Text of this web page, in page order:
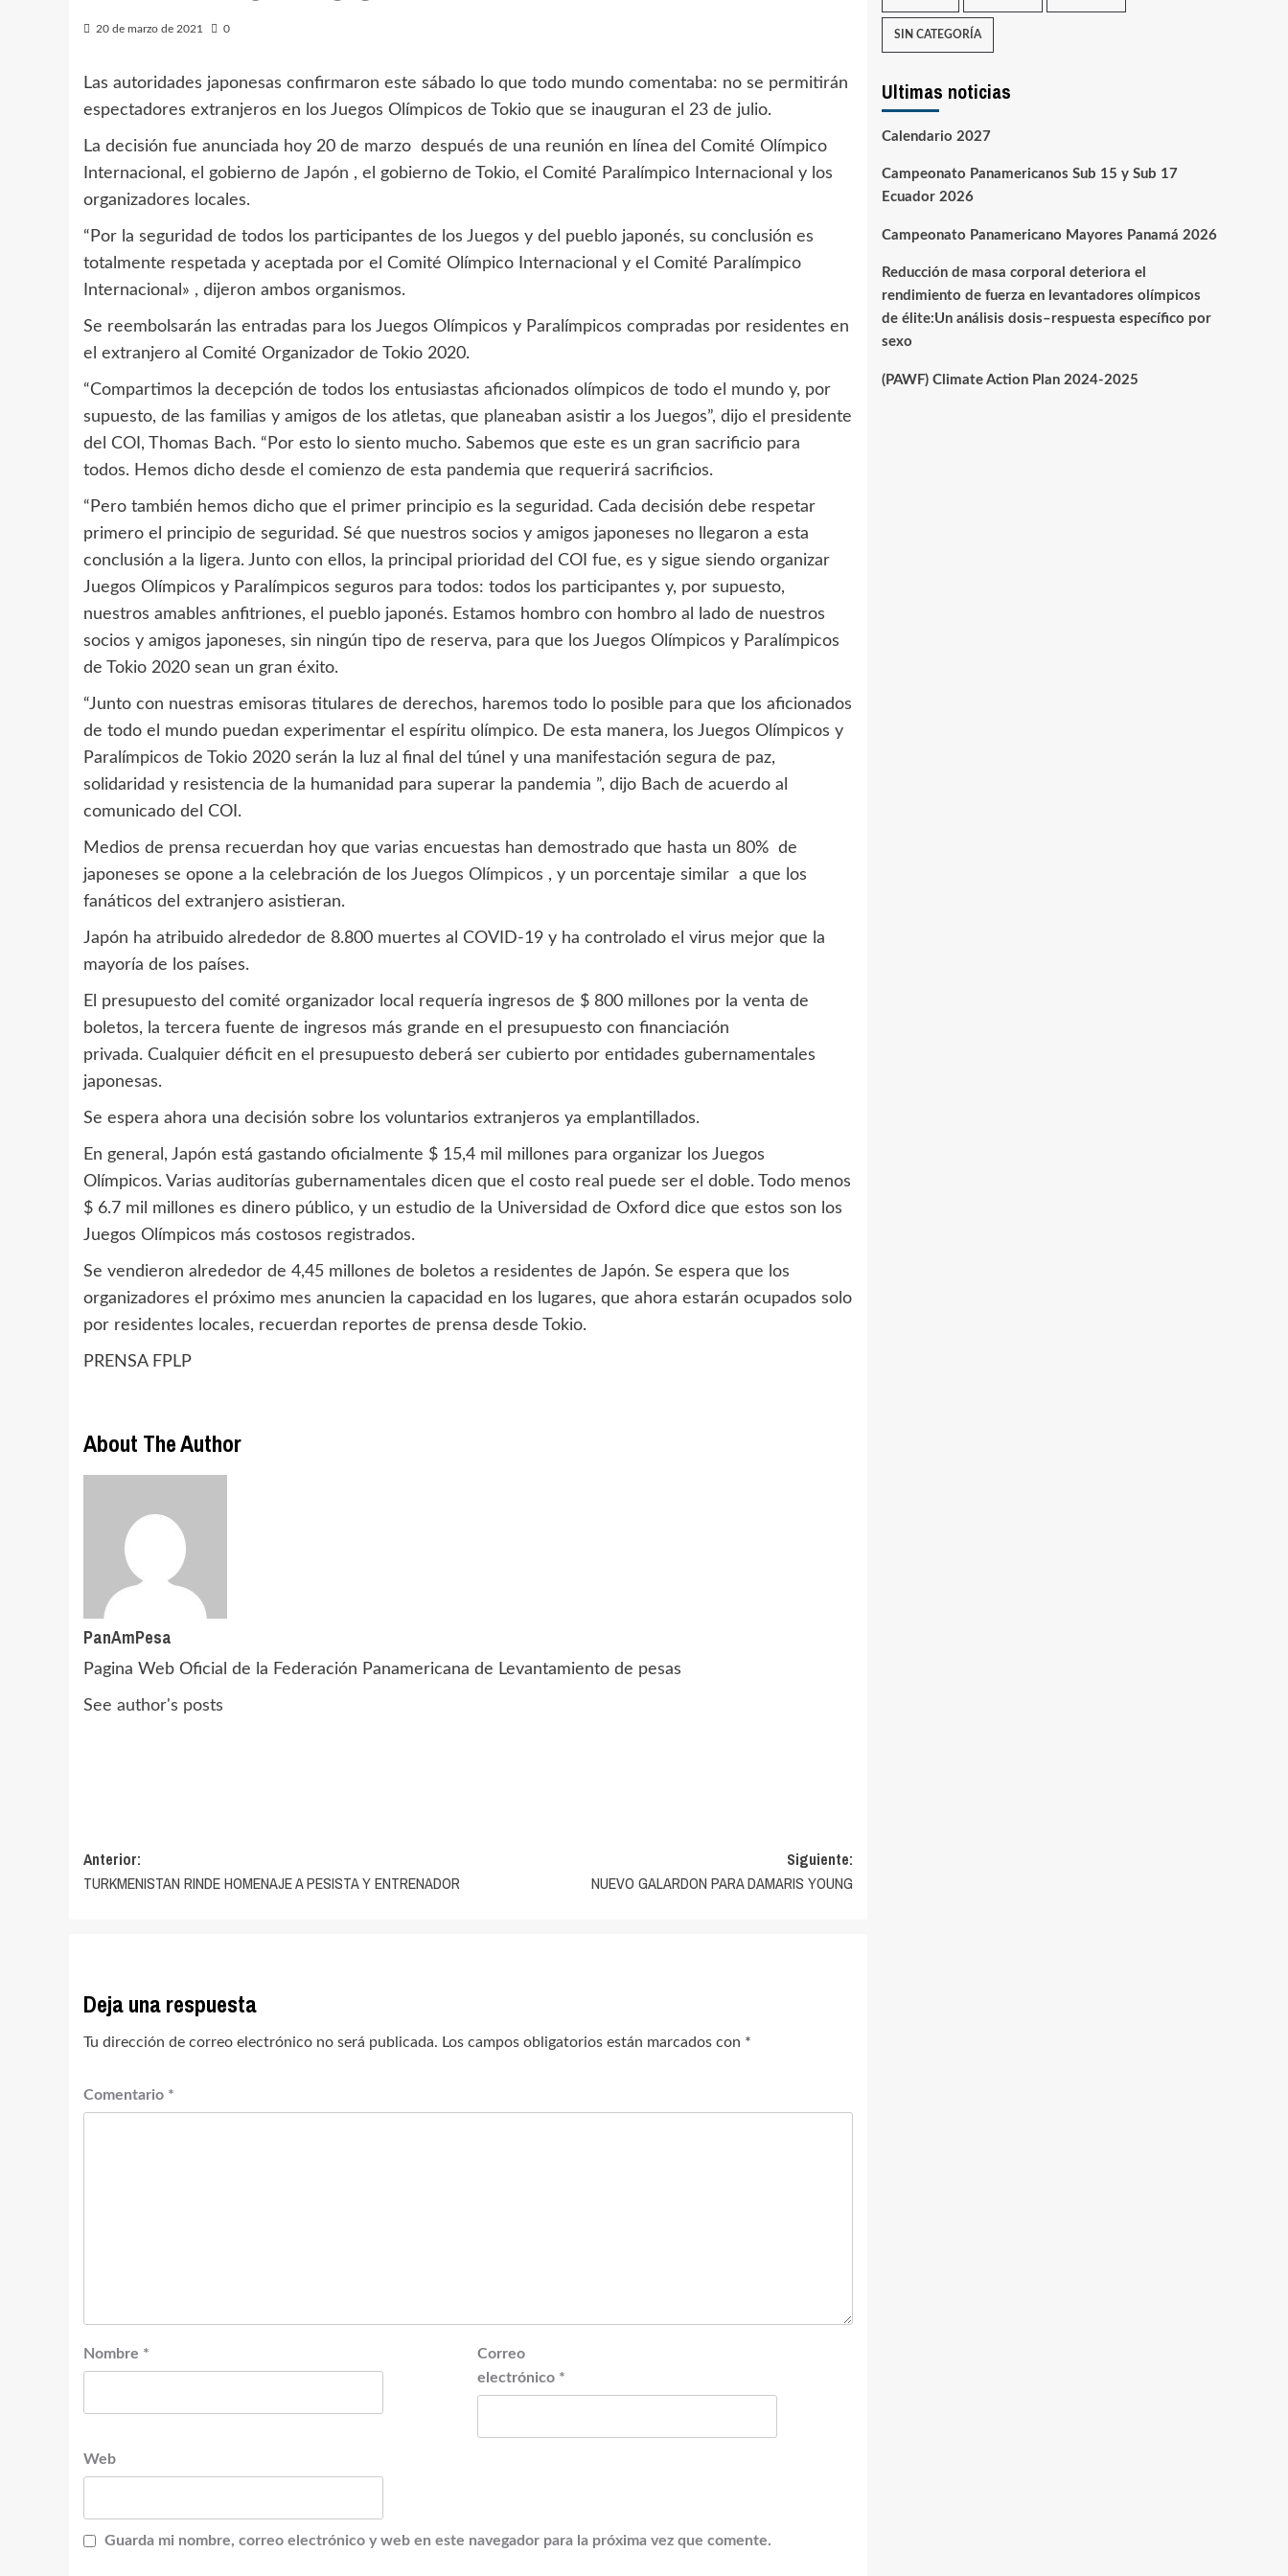
20 de marzo de 2021 0
Las autoridades japonesas confirmaron este sábado lo que todo mundo comentaba: no se permitirán
espectadores extranjeros en los Juegos Olímpicos de Tokio que se inauguran el 23 de julio.
La decisión fue anunciada hoy 20 de marzo después de una reunión en línea del Comité Olímpico
Internacional, el gobierno de Japón , el gobierno de Tokio, el Comité Paralímpico Internacional y los
organizadores locales.
“Por la seguridad de todos los participantes de los Juegos y del pueblo japonés, su conclusión es
totalmente respetada y aceptada por el Comité Olímpico Internacional y el Comité Paralímpico
Internacional» , dijeron ambos organismos.
Se reembolsarán las entradas para los Juegos Olímpicos y Paralímpicos compradas por residentes en
el extranjero al Comité Organizador de Tokio 2020.
“Compartimos la decepción de todos los entusiastas aficionados olímpicos de todo el mundo y, por
supuesto, de las familias y amigos de los atletas, que planeaban asistir a los Juegos”, dijo el presidente
del COI, Thomas Bach. “Por esto lo siento mucho. Sabemos que este es un gran sacrificio para
todos. Hemos dicho desde el comienzo de esta pandemia que requerirá sacrificios.
“Pero también hemos dicho que el primer principio es la seguridad. Cada decisión debe respetar
primero el principio de seguridad. Sé que nuestros socios y amigos japoneses no llegaron a esta
conclusión a la ligera. Junto con ellos, la principal prioridad del COI fue, es y sigue siendo organizar
Juegos Olímpicos y Paralímpicos seguros para todos: todos los participantes y, por supuesto,
nuestros amables anfitriones, el pueblo japonés. Estamos hombro con hombro al lado de nuestros
socios y amigos japoneses, sin ningún tipo de reserva, para que los Juegos Olímpicos y Paralímpicos
de Tokio 2020 sean un gran éxito.
“Junto con nuestras emisoras titulares de derechos, haremos todo lo posible para que los aficionados
de todo el mundo puedan experimentar el espíritu olímpico. De esta manera, los Juegos Olímpicos y
Paralímpicos de Tokio 2020 serán la luz al final del túnel y una manifestación segura de paz,
solidaridad y resistencia de la humanidad para superar la pandemia ”, dijo Bach de acuerdo al
comunicado del COI.
Medios de prensa recuerdan hoy que varias encuestas han demostrado que hasta un 80% de
japoneses se opone a la celebración de los Juegos Olímpicos , y un porcentaje similar a que los
fanáticos del extranjero asistieran.
Japón ha atribuido alrededor de 8.800 muertes al COVID-19 y ha controlado el virus mejor que la
mayoría de los países.
El presupuesto del comité organizador local requería ingresos de $ 800 millones por la venta de
boletos, la tercera fuente de ingresos más grande en el presupuesto con financiación
privada. Cualquier déficit en el presupuesto deberá ser cubierto por entidades gubernamentales
japonesas.
Se espera ahora una decisión sobre los voluntarios extranjeros ya emplantillados.
En general, Japón está gastando oficialmente $ 15,4 mil millones para organizar los Juegos
Olímpicos. Varias auditorías gubernamentales dicen que el costo real puede ser el doble. Todo menos
$ 6.7 mil millones es dinero público, y un estudio de la Universidad de Oxford dice que estos son los
Juegos Olímpicos más costosos registrados.
Se vendieron alrededor de 4,45 millones de boletos a residentes de Japón. Se espera que los
organizadores el próximo mes anuncien la capacidad en los lugares, que ahora estarán ocupados solo
por residentes locales, recuerdan reportes de prensa desde Tokio.
PRENSA FPLP
About The Author
PanAmPesa
Pagina Web Oficial de la Federación Panamericana de Levantamiento de pesas
See author's posts
Navegación
de
Anterior:
TURKMENISTAN RINDE HOMENAJE A PESISTA Y ENTRENADOR
Siguiente:
NUEVO GALARDON PARA DAMARIS YOUNG
Deja una respuesta
Tu dirección de correo electrónico no será publicada. Los campos obligatorios están marcados con *
Comentario *
Nombre *
Correo
electrónico *
Web
Guarda mi nombre, correo electrónico y web en este navegador para la próxima vez que comente.
SIN CATEGORÍA
Ultimas noticias
Calendario 2027
Campeonato Panamericanos Sub 15 y Sub 17
Ecuador 2026
Campeonato Panamericano Mayores Panamá 2026
Reducción de masa corporal deteriora el
rendimiento de fuerza en levantadores olímpicos
de élite:Un análisis dosis–respuesta específico por
sexo
(PAWF) Climate Action Plan 2024-2025